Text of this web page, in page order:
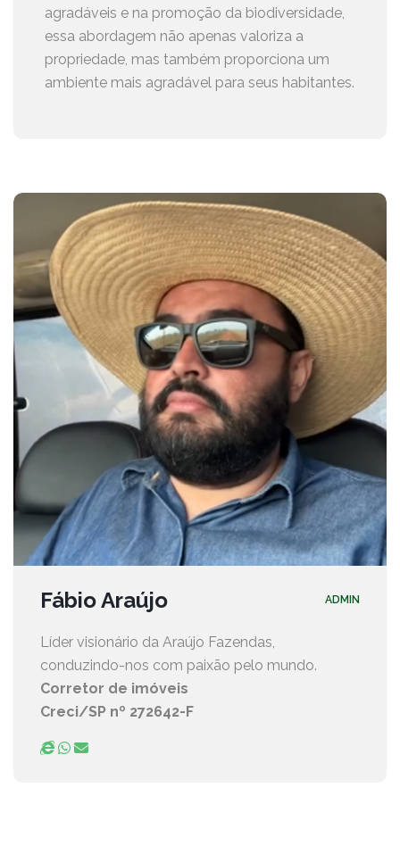
agradáveis e na promoção da biodiversidade,
essa abordagem não apenas valoriza a
propriedade, mas também proporciona um
ambiente mais agradável para seus habitantes.
Fábio Araújo ADMIN
Líder visionário da Araújo Fazendas,
conduzindo-nos com paixão pelo mundo.
Corretor de imóveis
Creci/SP nº 272642-F